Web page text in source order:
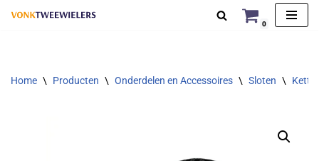
de
0
Home \ Producten \ Onderdelen en Accessoires \ Sloten \